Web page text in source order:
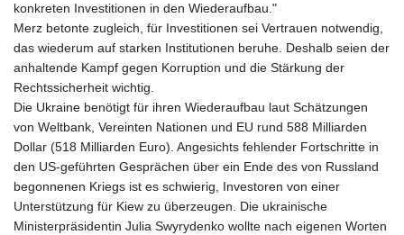
konkreten Investitionen in den Wiederaufbau."
Merz betonte zugleich, für Investitionen sei Vertrauen notwendig,
das wiederum auf starken Institutionen beruhe. Deshalb seien der
anhaltende Kampf gegen Korruption und die Stärkung der
Rechtssicherheit wichtig.
Die Ukraine benötigt für ihren Wiederaufbau laut Schätzungen
von Weltbank, Vereinten Nationen und EU rund 588 Milliarden
Dollar (518 Milliarden Euro). Angesichts fehlender Fortschritte in
den US-geführten Gesprächen über ein Ende des von Russland
begonnenen Kriegs ist es schwierig, Investoren von einer
Unterstützung für Kiew zu überzeugen. Die ukrainische
Ministerpräsidentin Julia Swyrydenko wollte nach eigenen Worten